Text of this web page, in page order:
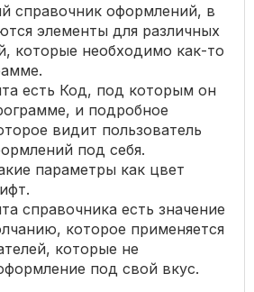
справочник оформлений, в
элементы для различных
которые необходимо как-то
есть Код, под которым он
и подробное
видит пользователь
под себя.
параметры как цвет
справочника есть значение
которое применяется
которые не
под свой вкус.